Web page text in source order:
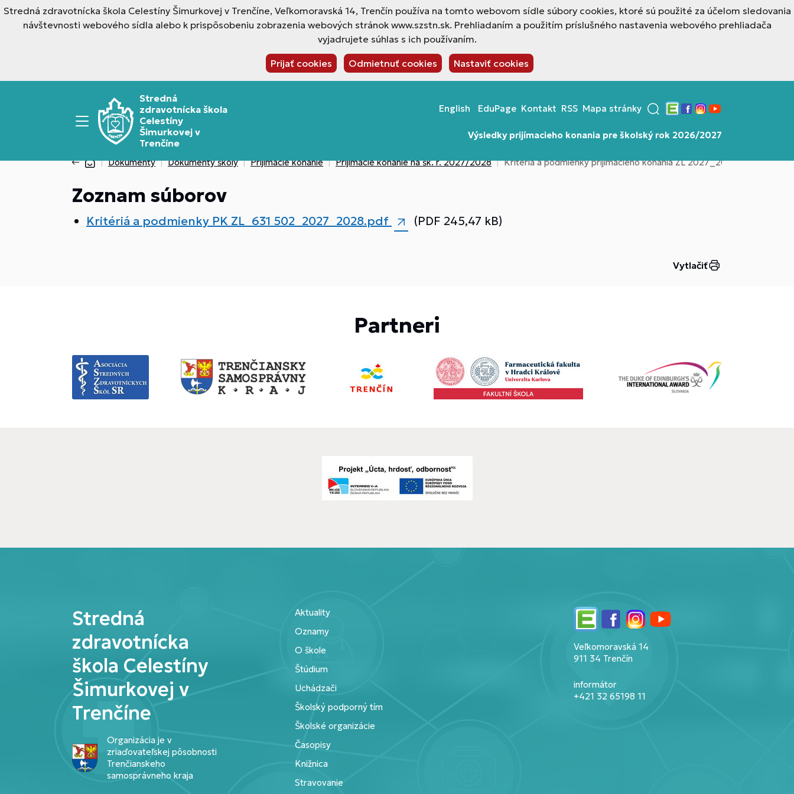
Stredná zdravotnícka škola Celestíny Šimurkovej v Trenčíne, Veľkomoravská 14, Trenčín používa na tomto webovom sídle súbory cookies, ktoré sú použité za účelom sledovania
návštevnosti webového sídla alebo k prispôsobeniu zobrazenia webových stránok www.szstn.sk. Prehliadaním a použitím príslušného nastavenia webového prehliadača
vyjadrujete súhlas s ich používaním.
Prijať cookies Odmietnuť cookies Nastaviť cookies
Stredná
zdravotnícka škola
Celestíny
Šimurkovej v
Trenčíne
English EduPage Kontakt RSS Mapa stránky
Edupage
Facebook
Instagram
YouTube
Výsledky prijímacieho konania pre školský rok 2026/2027
Dokumenty Dokumenty školy Prijímacie konanie Prijímacie konanie na šk. r. 2027/2028 Kriteria a podmienky prijimacieho konania ZL 2027_2028
Zoznam súborov
Kritériá a podmienky PK ZL_631 502_2027_2028.pdf (PDF 245,47 kB)
Vytlačiť
Partneri
Stredná
zdravotnícka
škola Celestíny
Šimurkovej v
Trenčíne
Organizácia je v
zriaďovateľskej pôsobnosti
Trenčianskeho
samosprávneho kraja
Aktuality
Oznamy
O škole
Štúdium
Uchádzači
Školský podporný tím
Školské organizácie
Časopisy
Knižnica
Stravovanie
EdupageFacebookInstagramYouTube
Veľkomoravská 14
911 34 Trenčín
informátor
+421 32 65198 11